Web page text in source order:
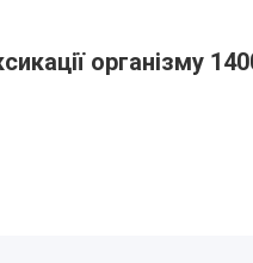
організму